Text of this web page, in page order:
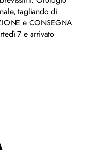
tagliando di
e CONSEGNA
7 e arrivato